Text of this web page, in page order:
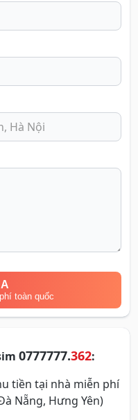
toàn quốc
0777777.362:
tiền tại nhà miễn phí
Nẵng, Hưng Yên)